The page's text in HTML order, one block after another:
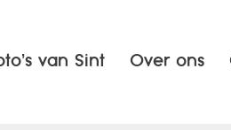
van Sint Over ons